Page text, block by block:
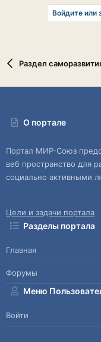
Войдите или
Раздел
О портале
Портал МИР-Союз
веб пространство для
социально активными
Цели и задачи портала
Разделы портала
Главная
Форумы
Меню
Войти